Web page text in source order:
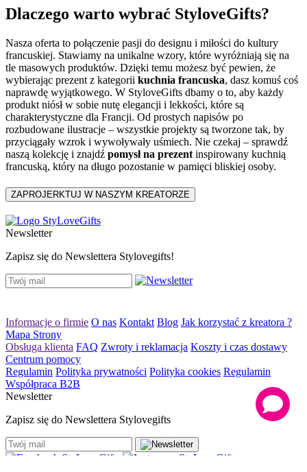
Dlaczego warto wybrać StyloveGifts?
Nasza oferta to połączenie pasji do designu i miłości do kultury
francuskiej. Stawiamy na unikalne wzory, które wyróżniają się na
tle masowych produktów. Dzięki temu możesz być pewien, że
wybierając prezent z kategorii kuchnia francuska, dasz komuś coś
naprawdę wyjątkowego. W StyloveGifts dbamy o to, aby każdy
produkt niósł w sobie nutę elegancji i lekkości, które są
charakterystyczne dla Francji. Od prostych napisów po
rozbudowane ilustracje – wszystkie projekty są tworzone tak, by
przyciągały wzrok i wywoływały uśmiech. Nie czekaj – sprawdź
naszą kolekcję i znajdź pomysł na prezent inspirowany kuchnią
francuską, który na długo pozostanie w pamięci bliskiej osoby.
Newsletter
Zapisz się do Newslettera Stylovegifts!
Informacje o firmie O nas Kontakt Blog Jak korzystać z kreatora ?
Mapa Strony
Obsługa klienta FAQ Zwroty i reklamacja Koszty i czas dostawy
Centrum pomocy
Regulamin Polityka prywatności Polityka cookies Regulamin
Współpraca B2B
Newsletter
Zapisz się do Newslettera Stylovegifts